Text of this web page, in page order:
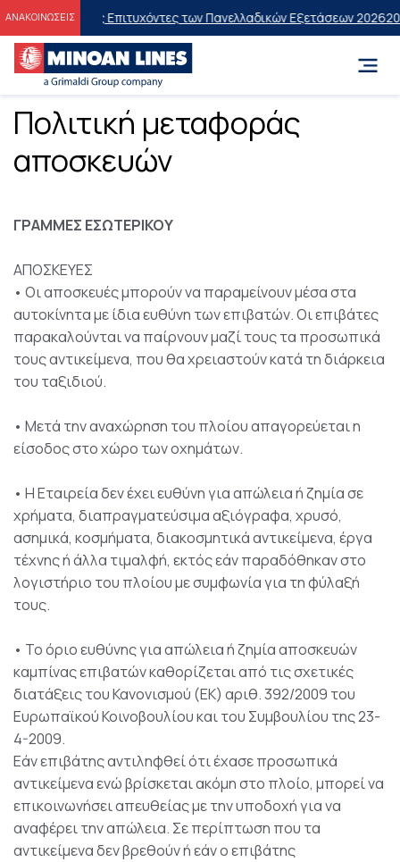
ΑΝΑΚΟΙΝΩΣΕΙΣστους Επιτυχόντες των Πανελλαδικών Εξετάσεων 202620%
Πολιτική μεταφοράς
αποσκευών
ΓΡΑΜΜΕΣ ΕΣΩΤΕΡΙΚΟΥ
ΑΠΟΣΚΕΥΕΣ
• Οι αποσκευές μπορούν να παραμείνουν μέσα στα
αυτοκίνητα με ίδια ευθύνη των επιβατών. Οι επιβάτες
παρακαλούνται να παίρνουν μαζί τους τα προσωπικά
τους αντικείμενα, που θα χρειαστούν κατά τη διάρκεια
του ταξιδιού.
• Μετά την αναχώρηση του πλοίου απαγορεύεται η
είσοδος στο χώρο των οχημάτων.
• Η Εταιρεία δεν έχει ευθύνη για απώλεια ή ζημία σε
χρήματα, διαπραγματεύσιμα αξιόγραφα, χρυσό,
ασημικά, κοσμήματα, διακοσμητικά αντικείμενα, έργα
τέχνης ή άλλα τιμαλφή, εκτός εάν παραδόθηκαν στο
λογιστήριο του πλοίου με συμφωνία για τη φύλαξή
τους.
• Το όριο ευθύνης για απώλεια ή ζημία αποσκευών
καμπίνας επιβατών καθορίζεται από τις σχετικές
διατάξεις του Κανονισμού (ΕΚ) αριθ. 392/2009 του
Ευρωπαϊκού Κοινοβουλίου και του Συμβουλίου της 23-
4-2009.
Εάν επιβάτης αντιληφθεί ότι έχασε προσωπικά
αντικείμενα ενώ βρίσκεται ακόμη στο πλοίο, μπορεί να
επικοινωνήσει απευθείας με την υποδοχή για να
αναφέρει την απώλεια. Σε περίπτωση που τα
αντικείμενα δεν βρεθούν ή εάν ο επιβάτης